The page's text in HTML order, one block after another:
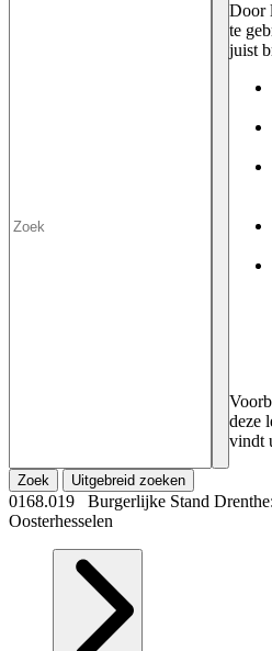
Door
te
juist
deze
vindt
Zoek Uitgebreid zoeken
0168.019 Burgerlijke Stand
Oosterhesselen